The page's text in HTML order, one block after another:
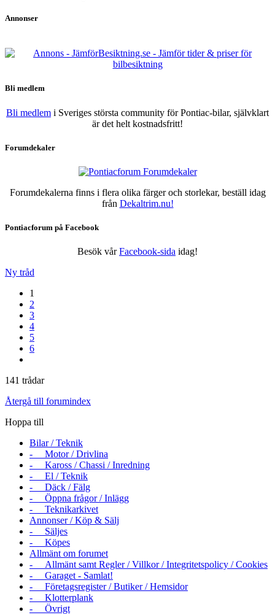
Annonser
Bli medlem
Bli medlem i Sveriges största community för Pontiac-bilar, självklart
är det helt kostnadsfritt!
Forumdekaler
Forumdekalerna finns i flera olika färger och storlekar, beställ idag
från Dekaltrim.nu!
Pontiacforum på Facebook
Besök vårFacebook-sida idag!
Ny tråd
1
2
3
4
5
6
141 trådar
Återgå till forumindex
Hoppa till
Bilar / Teknik
- Motor / Drivlina
- Kaross / Chassi / Inredning
- El / Teknik
- Däck / Fälg
- Öppna frågor / Inlägg
- Teknikarkivet
Annonser / Köp & Sälj
- Säljes
- Köpes
Allmänt om forumet
- Allmänt samt Regler / Villkor / Integritetspolicy / Cookies
- Garaget - Samlat!
- Företagsregister / Butiker / Hemsidor
- Klotterplank
- Övrigt